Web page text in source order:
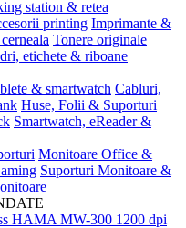
station & retea
printing Imprimante &
Tonere originale
etichete & riboane
& smartwatch Cabluri,
Huse, Folii & Suporturi
Smartwatch, eReader &
Monitoare Office &
Suporturi Monitoare &
HAMA MW-300 1200 dpi